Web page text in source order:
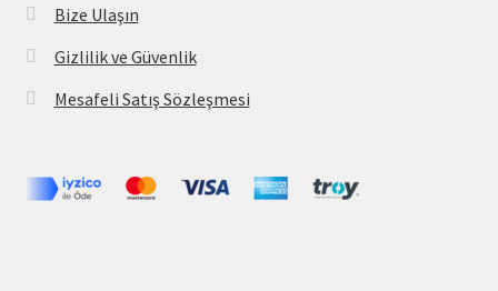
Bize Ulaşın
Gizlilik ve Güvenlik
Mesafeli Satış Sözleşmesi